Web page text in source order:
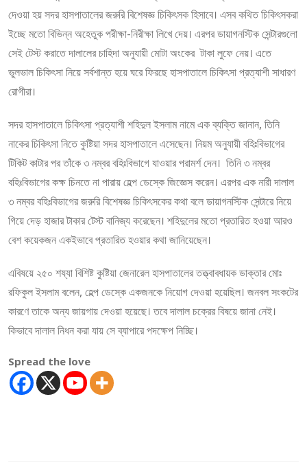
দেওয়া হয় সদর হাসপাতালের জরুরি বিশেষজ্ঞ চিকিৎসক হিসাবে। এসব কথিত চিকিৎসকরা
ইচ্ছে মতো বিভিন্ন অহেতুক পরীক্ষা-নিরীক্ষা লিখে দেয়। এরপর ডায়াগনস্টিক সেন্টারগুলো
সেই টেস্ট করাতে দালালের চাহিদা অনুযায়ী মোটা অংকের টাকা লুফে নেয়। এতে
ভুলভাল চিকিৎসা নিয়ে সর্বশান্ত হয়ে ঘরে ফিরছে হাসপাতালে চিকিৎসা প্রত্যাশী সাধারণ
রোগীরা।
সদর হাসপাতালে চিকিৎসা প্রত্যাশী শহিদুল ইসলাম নামে এক ব্যক্তি জানান, তিনি
নাকের চিকিৎসা নিতে কুষ্টিয়া সদর হাসপাতালে এসেছেন। নিয়ম অনুযায়ী বহিঃবিভাগের
টিকিট কাটার পর তাঁকে ৩ নম্বর বহিঃবিভাগে যাওয়ার পরামর্শ দেন। তিনি ৩ নম্বর
বহিঃবিভাগের কক্ষ চিনতে না পারায় হেল্প ডেস্কে জিজ্ঞেস করেন। এরপর এক নারী দালাল
৩ নম্বর বহিঃবিভাগের জরুরি বিশেষজ্ঞ চিকিৎসকের কথা বলে ডায়াগনস্টিক সেন্টারে নিয়ে
গিয়ে দেড় হাজার টাকার টেস্ট বানিজ্য করেছেন। শহিদুলের মতো প্রতারিত হওয়া আরও
বেশ কয়েকজন একইভাবে প্রতারিত হওয়ার কথা জানিয়েছেন।
এবিষয়ে ২৫০ শয্যা বিশিষ্ট কুষ্টিয়া জেনারেল হাসপাতালের তত্ত্বাবধায়ক ডাক্তার মোঃ
রফিকুল ইসলাম বলেন, হেল্প ডেস্কে একজনকে নিয়োগ দেওয়া হয়েছিল। জনবল সংকটের
কারণে তাকে অন্য জায়গায় দেওয়া হয়েছে। তবে দালাল চক্রের বিষয়ে জানা নেই।
কিভাবে দালাল নিধন করা যায় সে ব্যাপারে পদক্ষেপ নিচ্ছি।
Spread the love